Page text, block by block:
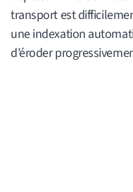
transport est
une indexation
d’éroder